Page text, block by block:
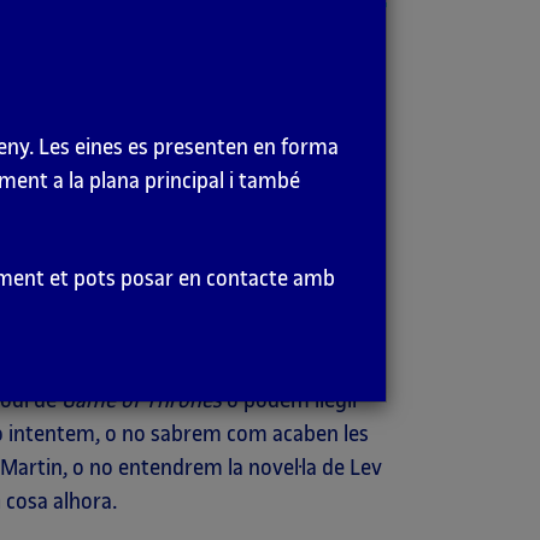
guanyar-hi diners. Una peça clau en
models d’oferta i demanda, el fet
augmentar-ne el preu. Quan
per informació i en el qual
deGame of Throneso podem llegir
intentem, o no sabrem com acaben les
o no entendrem la novel·la de Lev
alhora.
Les eines es presenten en forma
a la plana principal i també
et pots posar en contacte amb